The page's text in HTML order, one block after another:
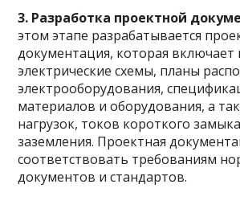
3. Разработка проектной
этом этапе разрабатывается
документация, которая включает
электрические схемы, планы
электрооборудования,
материалов и оборудования, а
нагрузок, токов короткого
заземления. Проектная
соответствовать требованиям
документов и стандартов.